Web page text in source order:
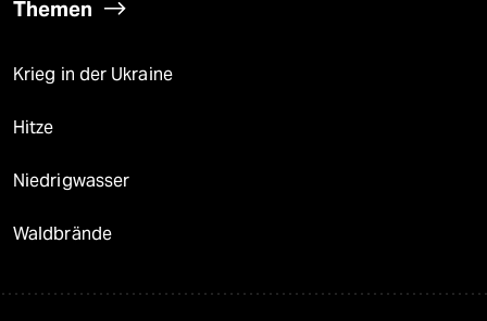
Themen
Krieg in der Ukraine
Hitze
Niedrigwasser
Waldbrände